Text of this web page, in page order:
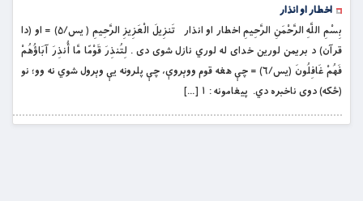
اخطار او انذار
بِسْمِ اللَّهِ الرَّحْمَنِ الرَّحِيمِ اخطار او انذار تَنزِيلَ الْعَزِيزِ الرَّحِيمِ ( یس/۵) = او (دا
قرآن) د بريمن لورين خداى له لوري نازل شوى دى . لِتُنذِرَ قَوْمًا مَّا أُنذِرَ آبَاؤُهُمْ
فَهُمْ غَافِلُونَ (یس/۶) = چې هغه قوم ووېروې، چې پلرونه يې وېرول شوي نه وو؛ نو
(ځکه) دوى ناخبره دي. پيغامونه : ١ […]